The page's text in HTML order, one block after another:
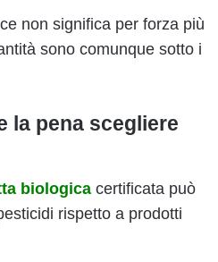
non significa per forza più
sono comunque sotto i
la pena scegliere
biologica certificata può
rispetto a prodotti